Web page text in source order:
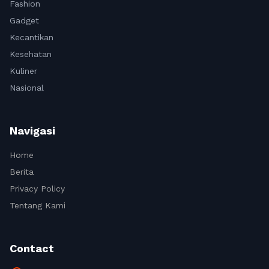
Fashion
Gadget
Kecantikan
Kesehatan
Kuliner
Nasional
Navigasi
Home
Berita
Privacy Policy
Tentang Kami
Contact